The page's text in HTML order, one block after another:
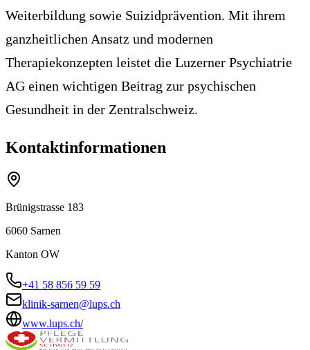
Weiterbildung sowie Suizidprävention. Mit ihrem
ganzheitlichen Ansatz und modernen
Therapiekonzepten leistet die Luzerner Psychiatrie
AG einen wichtigen Beitrag zur psychischen
Gesundheit in der Zentralschweiz.
Kontaktinformationen
Brünigstrasse 183
6060 Sarnen
Kanton OW
+41 58 856 59 59
klinik-sarnen@lups.ch
www.lups.ch/